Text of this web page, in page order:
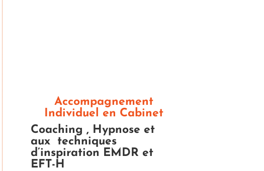
Accompagnement
Individuel en Cabinet
Coaching , Hypnose et
aux techniques
d’inspiration EMDR et
EFT-H